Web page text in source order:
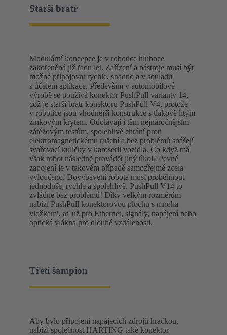
Starší bratr
Modulární koncepce je v robotice hluboce
zakořeněná již řadu let. Zařízení a nástroje musí být
možné připojovat rychle, snadno a v souladu
s účelem aplikace. Především v automobilové
výrobě se používá konektor PushPull varianty 14,
což je starší bratr konektoru PushPull V4, protože
v robotice jsou vhodnější konstrukce s tlakově litým
zinkovým krytem. Odolávají i těm nejnáročnějším
zátěžovým testům, spolehlivě chrání proti
elektromagnetickému rušení a bez problémů snášejí
svařovací kuličky v karoserii vozidla. Co když má
však robot následně provádět jiný úkol? Pevné
zapojení je v takovém případě samozřejmě zcela
vyloučeno. Dovybavení robota musí proběhnout
jednoduše, rychle a spolehlivě. PushPull V14 to
zvládne bez problémů! Díky velkým rozměrům
nabízí PushPull konektorovou plochu s mnoha
vložkami, ať už pro Ethernet, signály, napájení nebo
optická vlákna pro dlouhé vzdálenosti.
Třetí šampion
Aby bylo připojení napájecích zdrojů hračkou,
nabízí společnost HARTING také konektor